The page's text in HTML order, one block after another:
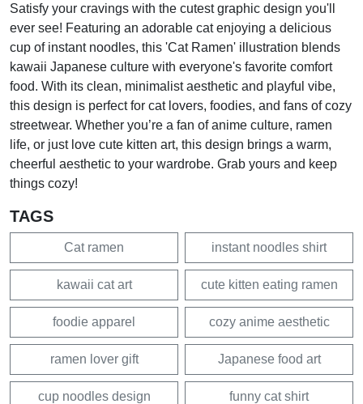
Satisfy your cravings with the cutest graphic design you'll
ever see! Featuring an adorable cat enjoying a delicious
cup of instant noodles, this 'Cat Ramen' illustration blends
kawaii Japanese culture with everyone's favorite comfort
food. With its clean, minimalist aesthetic and playful vibe,
this design is perfect for cat lovers, foodies, and fans of cozy
streetwear. Whether you’re a fan of anime culture, ramen
life, or just love cute kitten art, this design brings a warm,
cheerful aesthetic to your wardrobe. Grab yours and keep
things cozy!
TAGS
Cat ramen instant noodles shirt
kawaii cat art cute kitten eating ramen
foodie apparel cozy anime aesthetic
ramen lover gift Japanese food art
cup noodles design funny cat shirt